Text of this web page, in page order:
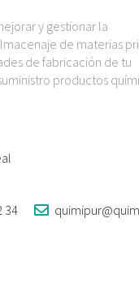
y gestionar la
de materias
de fabricación de tu
productos
34